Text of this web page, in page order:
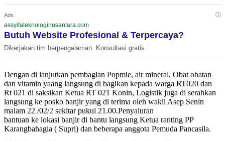
Ads ⓘ
assyifateknologinusantara.com
Butuh Website Profesional & Terpercaya?
Dikerjakan tim berpengalaman. Konsultasi gratis.
Dengan di lanjutkan pembagian Popmie, air mineral, Obat obatan
dan vitamin yaang langsung di bagikan kepada warga RT020 dan
Rt 021 di saksikan Ketua RT 021 Konin, Logistik juga di serahkan
langsung ke posko banjir yang di terima oleh wakil Asep Senin
malam 22 /02/2 sekitar pukul 21.00.Penyaluran
bantuan ke lokasi banjir di bantu langsung Ketua ranting PP
Karangbahagia ( Supri) dan beberapa anggota Pemuda Pancasila.